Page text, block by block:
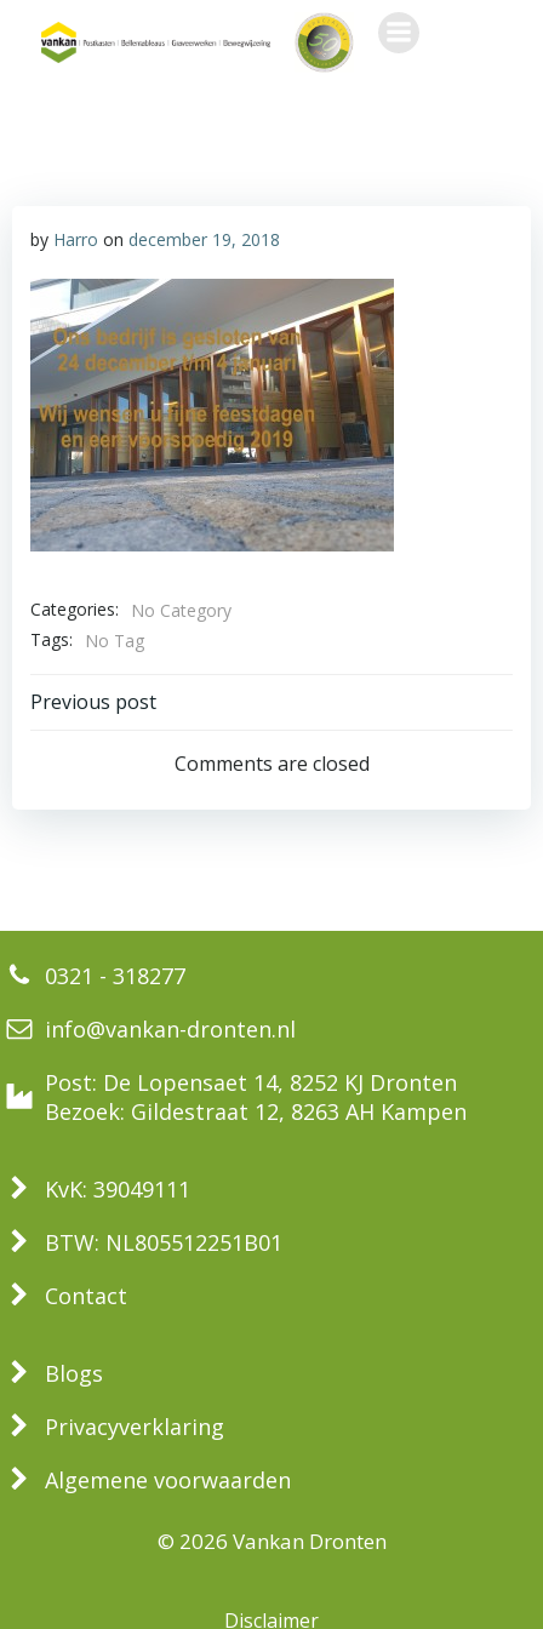
naar
by Harro on december 19, 2018
Categories:
No Category
Tags:
No Tag
Bericht
navigatie
Previous post
Comments are closed
0321 - 318277
info@vankan-dronten.nl
Post: De Lopensaet 14, 8252 KJ Dronten
Bezoek: Gildestraat 12, 8263 AH Kampen
KvK: 39049111
BTW: NL805512251B01
Contact
Blogs
Privacyverklaring
Algemene voorwaarden
© 2026 Vankan Dronten
Disclaimer